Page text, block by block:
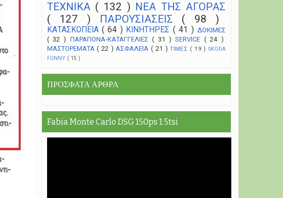
ΤΕΧΝΙΚΑ ( 132 ) NEA THΣ ΑΓΟΡΑΣ
( 127 )
ΠΑΡΟΥΣΙΑΣΕΙΣ ( 98 )
ΚΑΤΑΣΚΟΠΕΙΑ( 64 ) ΚΙΝΗΤΗΡΕΣ ( 41 ) ΔΟΚΙΜΕΣ
( 32 ) ΠΑΡΑΠΟΝΑ-ΚΑΤΑΓΓΕΛΙΕΣ( 31 )SERVICE ( 24 )
ΜΑΣΤΟΡΕΜΑΤΑ( 22 )ΑΣΦΑΛΕΙΑ( 21 )ΤΙΜΕΣ ( 19 )SKODA
FUNNY ( 15 )
ΠΡΟΣΦΑΤΑ ΑΡΘΡΑ
Fabia Monte Carlo DSG 150ps 1.5tsi